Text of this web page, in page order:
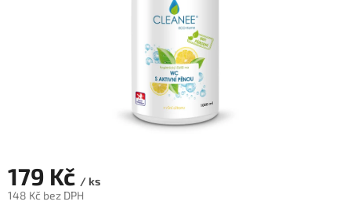
179 Kč / ks
148 Kč bez DPH